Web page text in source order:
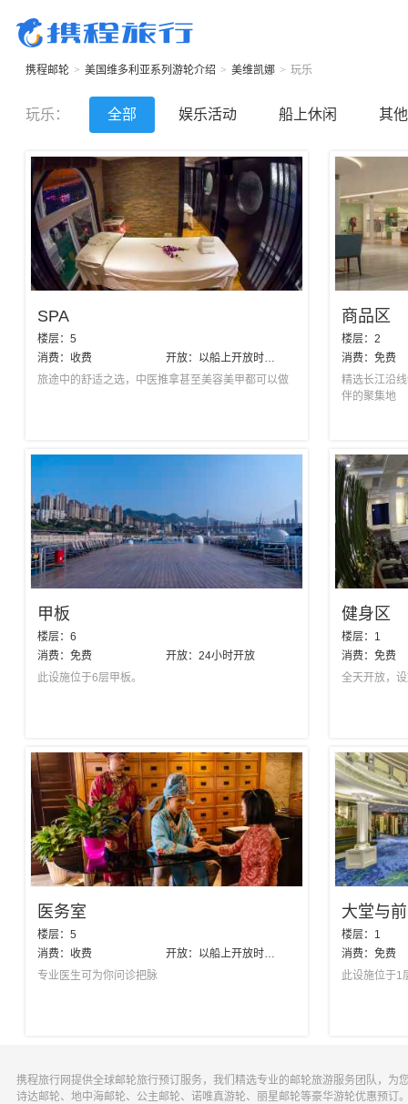
携程邮轮 > 美国维多利亚系列游轮介绍 > 美维凯娜 > 玩乐
玩乐 ： 全部 娱乐活动 船上休闲 其他
SPA
楼层： 5
消费： 收费 开放：
以船上开放时间为准
旅途中的舒适之选，中医推拿甚至美容美甲都可以做
商品区
楼层： 2
消费： 免费
精选长江沿
伴的聚集地
甲板
楼层： 6
消费： 免费 开放： 24小时开放
此设施位于6层甲板。
健身区
楼层： 1
消费： 免费
全天开放，
医务室
楼层： 5
消费： 收费 开放：
以船上开放时间为准
专业医生可为你问诊把脉
大堂与
楼层： 1
消费： 免费
此设施位于1
携程旅行网提供全球邮轮旅行预订服务，我们精选专业的邮轮旅游服务团队，
诗达邮轮、地中海邮轮、公主邮轮、诺唯真游轮、丽星邮轮等豪华游轮优惠预订